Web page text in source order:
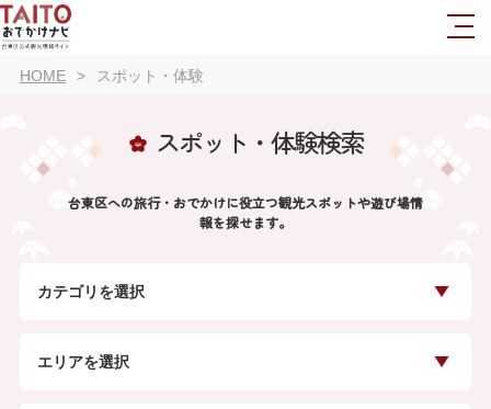
HOME スポット・体験
スポット・体験検索
台東区への旅行・おでかけに役立つ観光スポットや遊び場情
報を探せます。
カテゴリを選択
エリアを選択